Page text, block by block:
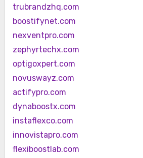
trubrandzhq.com
boostifynet.com
nexventpro.com
zephyrtechx.com
optigoxpert.com
novuswayz.com
actifypro.com
dynaboostx.com
instaflexco.com
innovistapro.com
flexiboostlab.com